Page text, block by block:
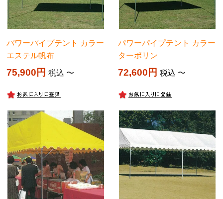
パワーパイプテント カラー
エステル帆布
75,900 税込 〜
パワーパイプテント カラー
ターポリン
72,600 税込 〜